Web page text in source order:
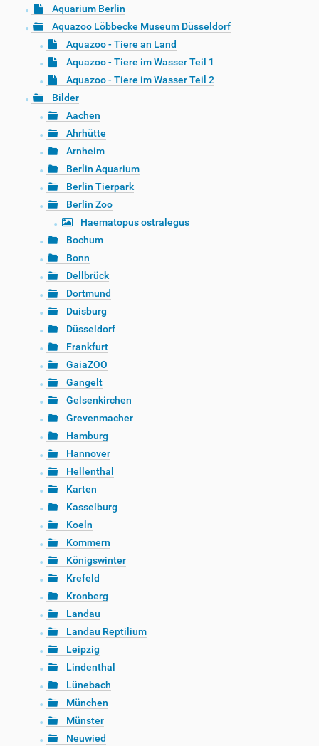
Aquarium Berlin
Aquazoo Löbbecke Museum Düsseldorf
Aquazoo - Tiere an Land
Aquazoo - Tiere im Wasser Teil 1
Aquazoo - Tiere im Wasser Teil 2
Bilder
Aachen
Ahrhütte
Arnheim
Berlin Aquarium
Berlin Tierpark
Berlin Zoo
Haematopus ostralegus
Bochum
Bonn
Dellbrück
Dortmund
Duisburg
Düsseldorf
Frankfurt
GaiaZOO
Gangelt
Gelsenkirchen
Grevenmacher
Hamburg
Hannover
Hellenthal
Karten
Kasselburg
Koeln
Kommern
Königswinter
Krefeld
Kronberg
Landau
Landau Reptilium
Leipzig
Lindenthal
Lünebach
München
Münster
Neuwied